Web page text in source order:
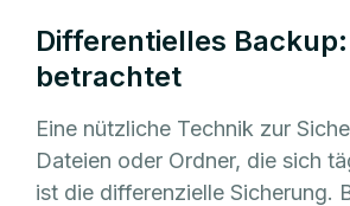
Differentielles
betrachtet
Eine nützliche Technik zur
Dateien oder Ordner, die sich
ist die differenzielle Sicherung.